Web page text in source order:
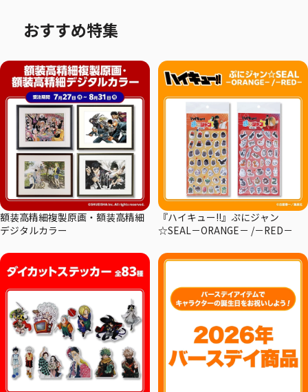
おすすめ特集
額装高精細複製原画・額装高精細
デジタルカラー
『ハイキュー!!』ぷにジャン
☆SEAL－ORANGE－ /－RED－